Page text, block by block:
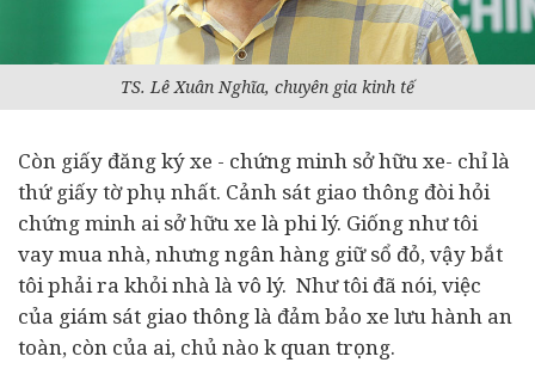
TS. Lê Xuân Nghĩa, chuyên gia kinh tế
Còn giấy đăng ký xe - chứng minh sở hữu xe- chỉ là
thứ giấy tờ phụ nhất. Cảnh sát giao thông đòi hỏi
chứng minh ai sở hữu xe là phi lý. Giống như tôi
vay mua nhà, nhưng ngân hàng giữ sổ đỏ, vậy bắt
tôi phải ra khỏi nhà là vô lý. Như tôi đã nói, việc
của giám sát giao thông là đảm bảo xe lưu hành an
toàn, còn của ai, chủ nào k quan trọng.